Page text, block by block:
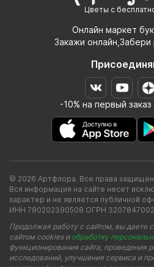
Цветы с
Онлайн маркет
Закажи
-10% на первый
© 2026 Артфлора. Все права
Вся информация на сайте несет
характер и не является публичной
ИНН 780202390508 ОГРН
Продолжая работу с сайтом, вы даете
сайтом cookies и обработку
функционирования сайта, проведения
исследований, улучшения сервиса и